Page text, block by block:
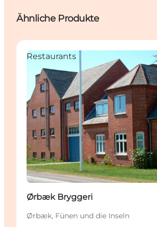
Ähnliche Produkte
Restaurants
Ørbæk Bryggeri
Ørbæk, Fünen und die Inseln